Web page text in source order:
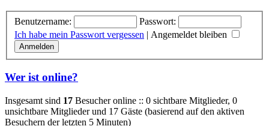
Benutzername:
Passwort:
Ich habe mein Passwort vergessen | Angemeldet bleiben
Wer ist online?
Insgesamt sind 17 Besucher online :: 0 sichtbare Mitglieder, 0
unsichtbare Mitglieder und 17 Gäste (basierend auf den aktiven
Besuchern der letzten 5 Minuten)